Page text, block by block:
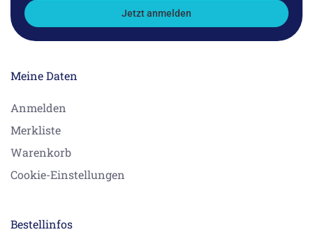
Jetzt anmelden
Meine Daten
Anmelden
Merkliste
Warenkorb
Cookie-Einstellungen
Bestellinfos